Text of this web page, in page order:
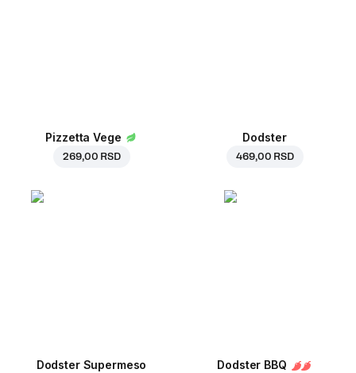
Pizzetta Vege
269,00 RSD
Dodster
469,00 RSD
Dodster Supermeso Dodster BBQ